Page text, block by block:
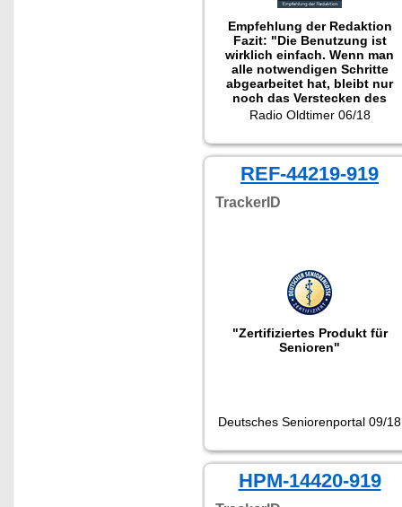
Empfehlung der Redaktion
Fazit: "Die Benutzung ist
wirklich einfach. Wenn man
alle notwendigen Schritte
abgearbeitet hat, bleibt nur
noch das Verstecken des
kleinen Gerätes in dem
Spurensuche steht nichts
mehr im Wege. Dadurch
gewinnt man eine Sicherheit,
die ihres gleichen sucht."
Getestet wurde NX4419
Radio Oldtimer 06/18
REF-44219-919
TrackerID
"Zertifiziertes Produkt für
Senioren"
Deutsches Seniorenportal 09/18
HPM-14420-919